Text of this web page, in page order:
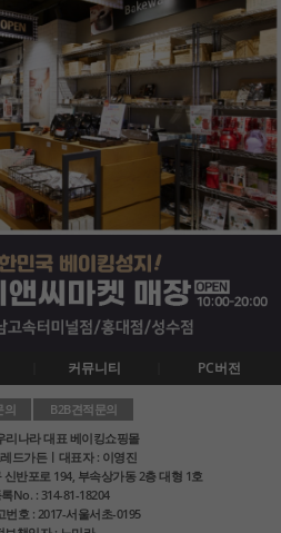
커뮤니티 PC버전
의
B2B견적문의
리나라 대표 베이킹쇼핑몰
드가든ㅣ대표자 : 이영진
반포로 194, 부속상가동 2층 대형 1호
No. : 314-81-18204
번호 : 2017-서울서초-0195